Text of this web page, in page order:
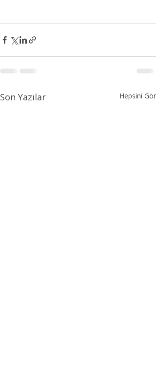
Son Yazılar Hepsini Gör